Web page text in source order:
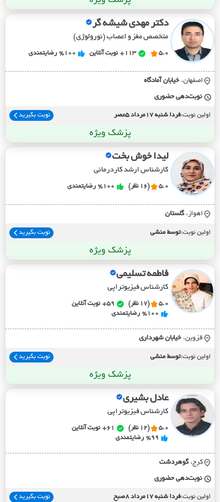
دکتر مهدی شیشه گر
متخصص مغز و اعصاب (نورولوژی)
5.0
113+ نوبت آنلاین %100 رضایتمندی
اصفهان، خيابان آمادگاه
نوبت‌دهی حضوری
اولین نوبت:فردا شنبه 17مرداد 5عصر نوبت بگیرید
پزشک ویژه
لیدا خوش بخت
کارشناس ارشد کاردرمانی
5.0 (16 نظر) %100 رضایتمندی
اهواز، گلستان
اولین نوبت:توسط منشی نوبت بگیرید
پزشک ویژه
فاطمه تسلیمی
کارشناس فیزیوتراپی
5.0 (17 نظر) 59+
نوبت آنلاین
%100 رضایتمندی
قزوین، خيابان شهرداري
اولین نوبت:توسط منشی نوبت بگیرید
پزشک ویژه
عادل بشیری
کارشناس فیزیوتراپی
5.0 (12 نظر) 61+
نوبت آنلاین
%99 رضایتمندی
کرج، گوهردشت
نوبت‌دهی حضوری
اولین نوبت:فردا شنبه 17مرداد 8صبح نوبت بگیرید